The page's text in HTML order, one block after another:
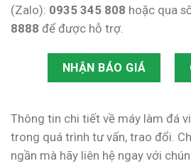
(Zalo): 0935 345 808 hoặc qua
8888 để được hỗ trợ.
NHẬN BÁO GIÁ
Thông tin chi tiết về máy làm đá
trong quá trình tư vấn, trao đổi.
ngần mà hãy liên hệ ngay với